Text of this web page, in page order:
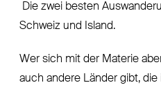
Die zwei besten
Schweiz und Island.
Wer sich mit der Materie
auch andere Länder gibt,